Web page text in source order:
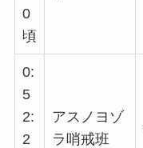
0
頃
0:
5
2:
2
アスノヨゾ
ラ哨戒班